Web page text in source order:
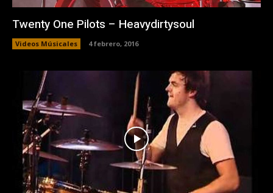
Twenty One Pilots – Heavydirtysoul
Videos Músicales 4 febrero, 2016